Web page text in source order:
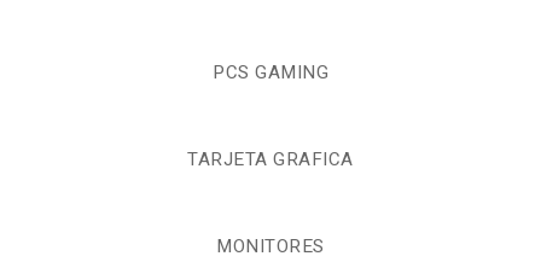
PCS GAMING
TARJETA GRAFICA
MONITORES